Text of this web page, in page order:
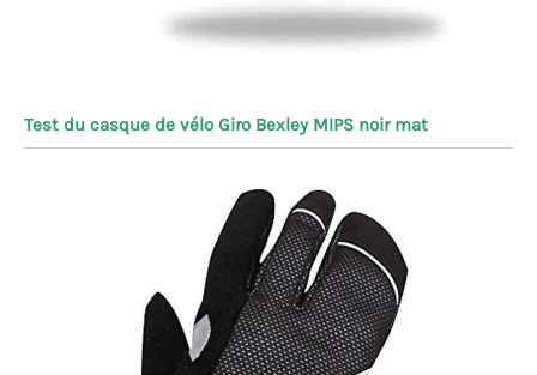
Test du casque de vélo Giro Bexley MIPS noir mat